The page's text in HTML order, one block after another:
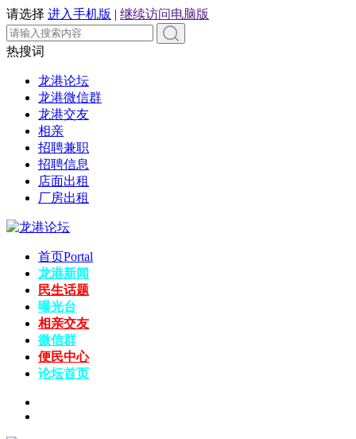
请选择 进入手机版 | 继续访问电脑版
热搜词
龙港论坛
龙港微信群
龙港交友
相亲
招聘兼职
招聘信息
店面出租
厂房出租
首页Portal
龙港新闻
民生话题
曝光台
相亲交友
微信群
便民中心
论坛首页